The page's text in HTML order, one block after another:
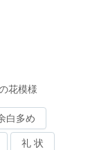
花模様
白多め
礼 状